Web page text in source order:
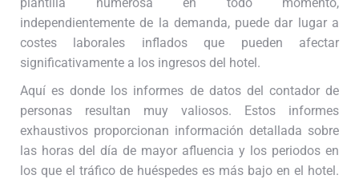
independientemente de la demanda, puede dar lugar a
costes laborales inflados que pueden afectar
significativamente a los ingresos del hotel.
Aquí es donde los informes de datos del contador de
personas resultan muy valiosos. Estos informes
exhaustivos proporcionan información detallada sobre
las horas del día de mayor afluencia y los periodos en
los que el tráfico de huéspedes es más bajo en el hotel.